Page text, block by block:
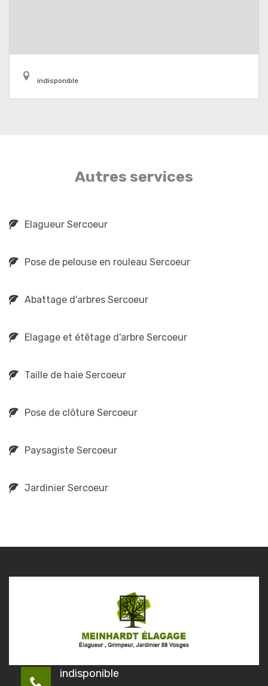
indisponible
Autres services
Elagueur Sercoeur
Pose de pelouse en rouleau Sercoeur
Abattage d'arbres Sercoeur
Elagage et étêtage d'arbre Sercoeur
Taille de haie Sercoeur
Pose de clôture Sercoeur
Paysagiste Sercoeur
Jardinier Sercoeur
indisponible